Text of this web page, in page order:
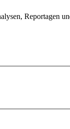
Reportagen